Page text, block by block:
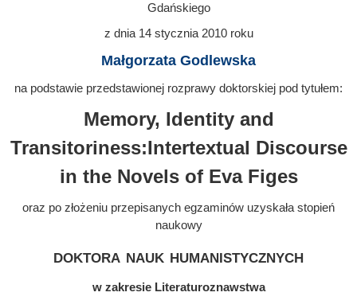
Gdańskiego
z dnia 14 stycznia 2010roku
Małgorzata Godlewska
na podstawie przedstawionej rozprawy doktorskiej pod tytułem:
Memory, Identity and
Transitoriness:Intertextual Discourse
in the Novels of Eva Figes
oraz po złożeniu przepisanych egzaminów uzyskała stopień
naukowy
doktora nauk humanistycznych
w zakresie Literaturoznawstwa